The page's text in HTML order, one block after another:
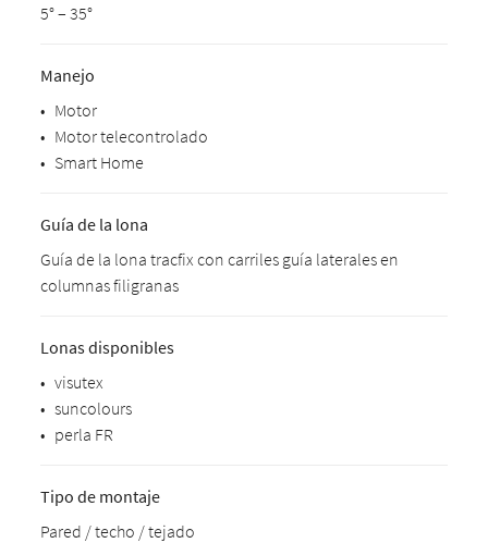
5° – 35°
Manejo
• Motor
• Motor telecontrolado
• Smart Home
Guía de la lona
Guía de la lona tracfix con carriles guía laterales en
columnas filigranas
Lonas disponibles
• visutex
• suncolours
• perla FR
Tipo de montaje
Pared / techo / tejado